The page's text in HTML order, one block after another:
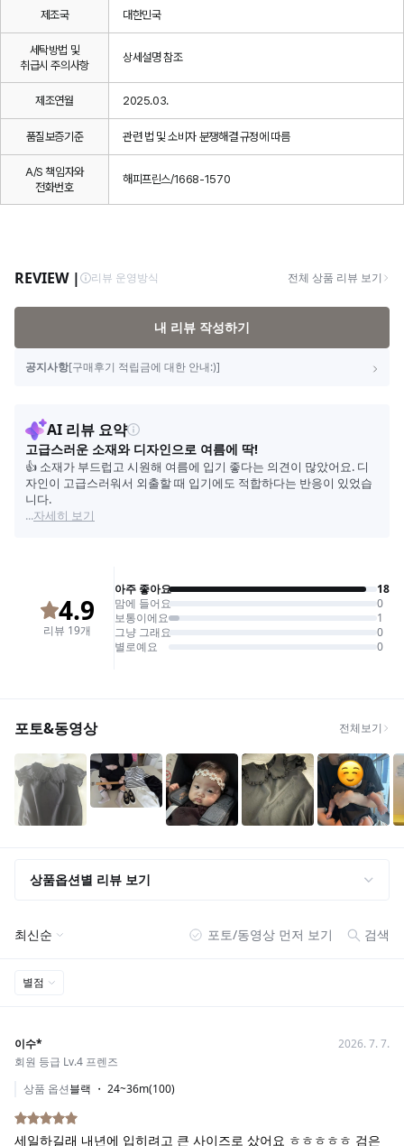
제조국 대한민국
세탁방법 및
취급시 주의사항
상세설명 참조
제조연월 2025.03.
품질보증기준 관련 법 및 소비자 분쟁해결 규정에 따름
A/S 책임자와
전화번호
해피프린스/1668-1570